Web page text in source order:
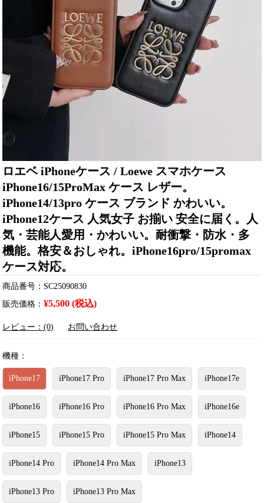
ロエベ iPhoneケース / Loewe スマホケース
iPhone16/15ProMax ケース レザー。
iPhone14/13pro ケース ブランド かわいい。
iPhone12ケース 人気女子 お揃い 安全に届く。人
気・芸能人愛用・かわいい。耐衝撃・防水・多
機能。格安＆おしゃれ。iPhone16pro/15promax
ケース対応。
商品番号：SC25090830
販売価格：¥5,500 (税込)
レビュー：(0) お問い合わせ
機種：
iPhone17 iPhone17 Pro iPhone17 Pro Max iPhone17e
iPhone16 iPhone16 Pro iPhone16 Pro Max iPhone16e
iPhone15 iPhone15 Pro iPhone15 Pro Max iPhone14
iPhone14 Pro iPhone14 Pro Max iPhone13
iPhone13 Pro iPhone13 Pro Max